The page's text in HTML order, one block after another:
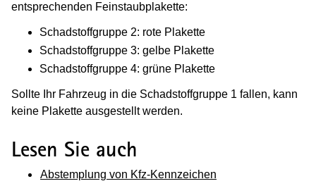
entsprechenden Feinstaubplakette:
Schadstoffgruppe 2: rote Plakette
Schadstoffgruppe 3: gelbe Plakette
Schadstoffgruppe 4: grüne Plakette
Sollte Ihr Fahrzeug in die Schadstoffgruppe 1 fallen, kann
keine Plakette ausgestellt werden.
Lesen Sie auch
Abstemplung von Kfz-Kennzeichen